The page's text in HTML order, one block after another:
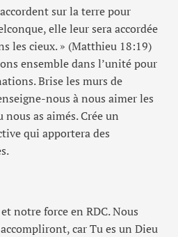
sur la terre pour
elle leur sera accordée
les cieux. » (Matthieu 18:19)
ensemble dans l’unité pour
Brise les murs de
nous à nous aimer les
as aimés. Crée un
qui apportera des
notre force en RDC. Nous
car Tu es un Dieu